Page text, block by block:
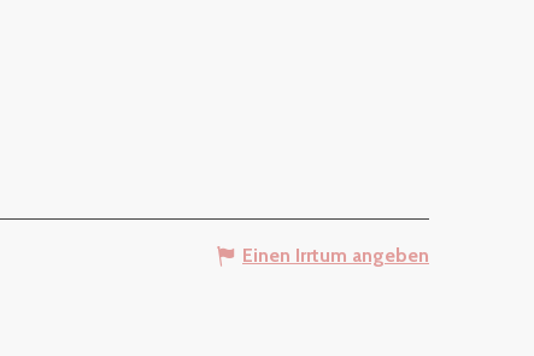
Einen Irrtum angeben